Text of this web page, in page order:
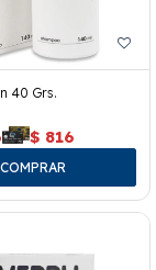
40 Grs.
$ 816